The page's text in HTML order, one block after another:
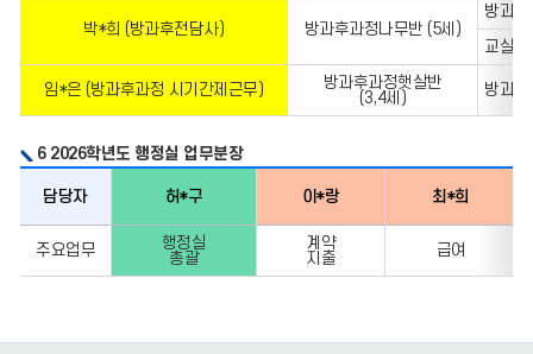
박*희 (방과후전담사) 방과후과정나무반 (5세)
방과
교실
임*은 (방과후과정 시기간제근무)
방과후과정햇살반
(3,4세)
방과
6 2026학년도 행정실 업무분장
담당자,
이
담당자 허*구 이*랑 최*희
주요업무
행정실
총괄
계약
지출
급여